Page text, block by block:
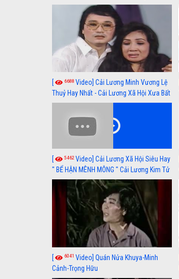
hay nhất
[ 6688 Video] Cải Lương Minh Vương Lệ
Thuỷ Hay Nhất - Cải Lương Xã Hội Xưa Bất
Hủ
[ 5462 Video] Cải Lương Xã Hội Siêu Hay
" BỂ HẬN MÊNH MÔNG " Cải Lương Kim Tử
Long, Thanh Ngân Hay Nhất
[ 6041 Video] Quán Nửa Khuya-Minh
Cảnh-Trọng Hữu